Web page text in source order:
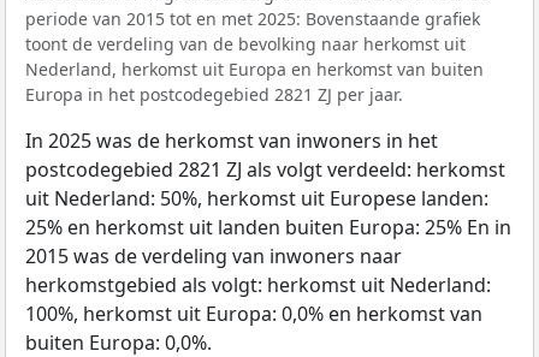
periode van 2015 tot en met 2025: Bovenstaande grafiek
toont de verdeling van de bevolking naar herkomst uit
Nederland, herkomst uit Europa en herkomst van buiten
Europa in het postcodegebied 2821 ZJ per jaar.
In 2025 was de herkomst van inwoners in het
postcodegebied 2821 ZJ als volgt verdeeld: herkomst
uit Nederland: 50%, herkomst uit Europese landen:
25% en herkomst uit landen buiten Europa: 25% En in
2015 was de verdeling van inwoners naar
herkomstgebied als volgt: herkomst uit Nederland:
100%, herkomst uit Europa: 0,0% en herkomst van
buiten Europa: 0,0%.